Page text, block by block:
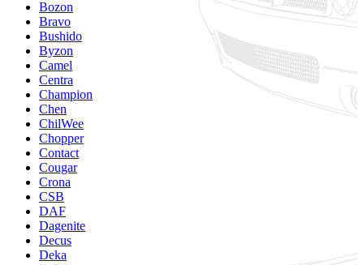
Bozon
Bravo
Bushido
Byzon
Camel
Centra
Champion
Chen
ChilWee
Chopper
Contact
Cougar
Crona
CSB
DAF
Dagenite
Decus
Deka